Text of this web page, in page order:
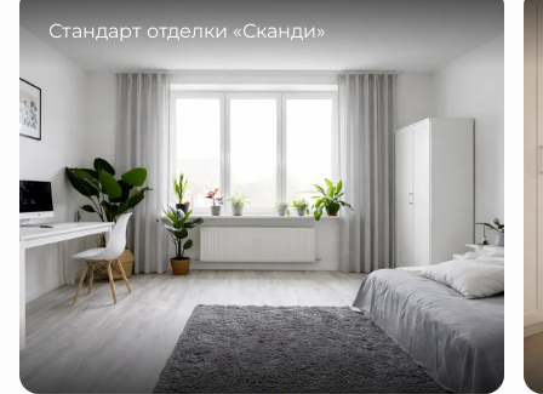
Стандарт отделки «Сканди»